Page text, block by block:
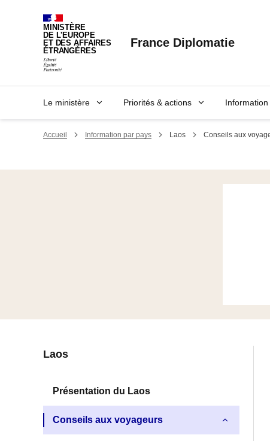
MINISTÈRE
DE L'EUROPE
ET DES AFFAIRES
ÉTRANGÈRES
France Diplomatie
Le ministère Priorités & actions
Accueil Information par pays Laos Conseils aux
Navigation
latérale
fiche
pays
Laos
Présentation du Laos
Conseils aux voyageurs